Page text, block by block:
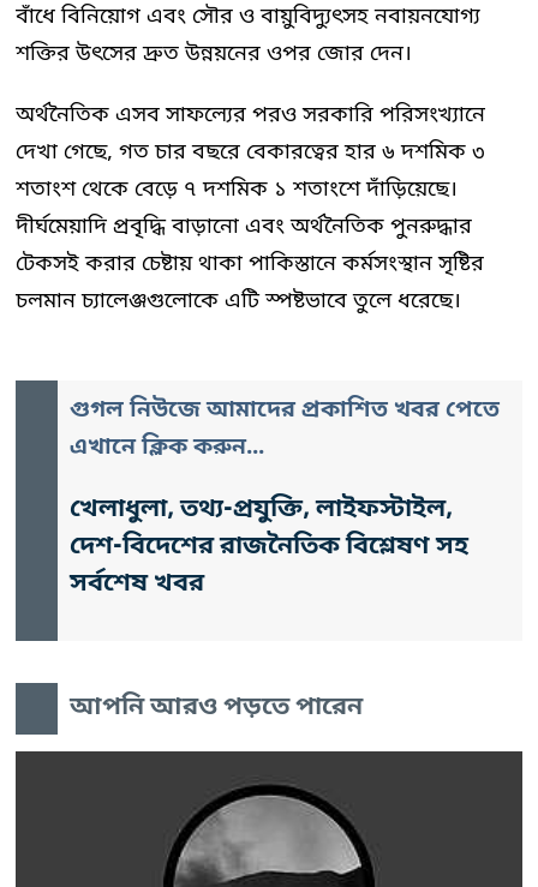
বাঁধে বিনিয়োগ এবং সৌর ও বায়ুবিদ্যুৎসহ নবায়নযোগ্য
শক্তির উৎসের দ্রুত উন্নয়নের ওপর জোর দেন।
অর্থনৈতিক এসব সাফল্যের পরও সরকারি পরিসংখ্যানে
দেখা গেছে, গত চার বছরে বেকারত্বের হার ৬ দশমিক ৩
শতাংশ থেকে বেড়ে ৭ দশমিক ১ শতাংশে দাঁড়িয়েছে।
দীর্ঘমেয়াদি প্রবৃদ্ধি বাড়ানো এবং অর্থনৈতিক পুনরুদ্ধার
টেকসই করার চেষ্টায় থাকা পাকিস্তানে কর্মসংস্থান সৃষ্টির
চলমান চ্যালেঞ্জগুলোকে এটি স্পষ্টভাবে তুলে ধরেছে।
গুগল নিউজে আমাদের প্রকাশিত খবর পেতে
এখানে ক্লিক করুন...
খেলাধুলা, তথ্য-প্রযুক্তি, লাইফস্টাইল,
দেশ-বিদেশের রাজনৈতিক বিশ্লেষণ সহ
সর্বশেষ খবর
আপনি আরও পড়তে পারেন